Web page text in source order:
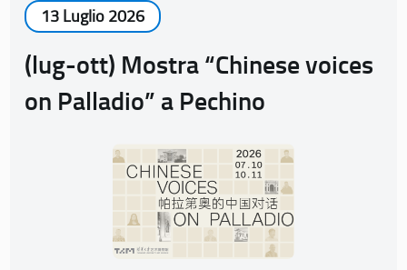
13 Luglio 2026
(lug-ott) Mostra “Chinese voices
on Palladio” a Pechino